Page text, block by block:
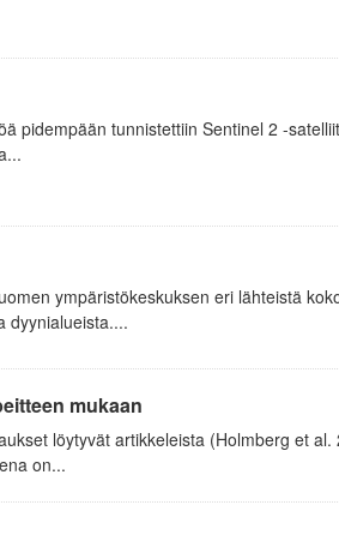
pidempään tunnistettiin Sentinel 2 -
ympäristökeskuksen eri lähteistä
dyynialueista....
mukaan
löytyvät artikkeleista (Holmberg et
on...